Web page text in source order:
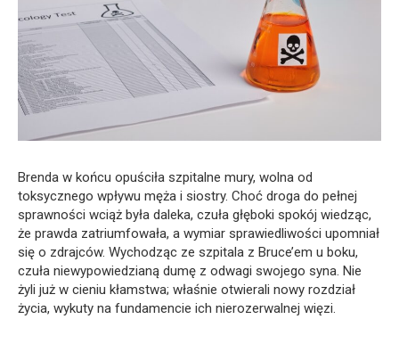
Brenda w końcu opuściła szpitalne mury, wolna od
toksycznego wpływu męża i siostry. Choć droga do pełnej
sprawności wciąż była daleka, czuła głęboki spokój wiedząc,
że prawda zatriumfowała, a wymiar sprawiedliwości upomniał
się o zdrajców. Wychodząc ze szpitala z Bruce’em u boku,
czuła niewypowiedzianą dumę z odwagi swojego syna. Nie
żyli już w cieniu kłamstwa; właśnie otwierali nowy rozdział
życia, wykuty na fundamencie ich nierozerwalnej więzi.